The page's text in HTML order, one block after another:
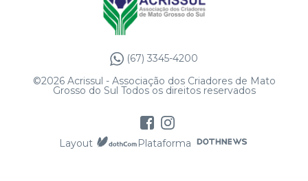
(67) 3345-4200
©2026 Acrissul - Associação dos Criadores de Mato
Grosso do Sul Todos os direitos reservados
Layout Plataforma